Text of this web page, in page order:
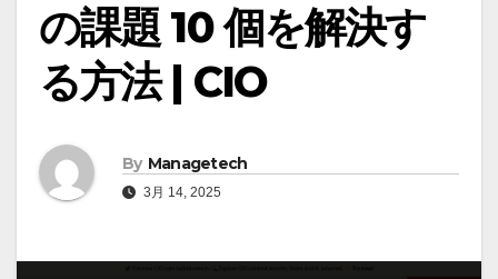
の課題 10 個を解決す
る方法 | CIO
By Managetech
3月 14, 2025